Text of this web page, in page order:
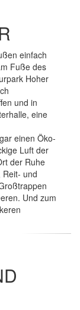
einfach
Fuße des
Hoher
und in
eine
einen Öko-
Luft der
der Ruhe
Reit- und
Und zum